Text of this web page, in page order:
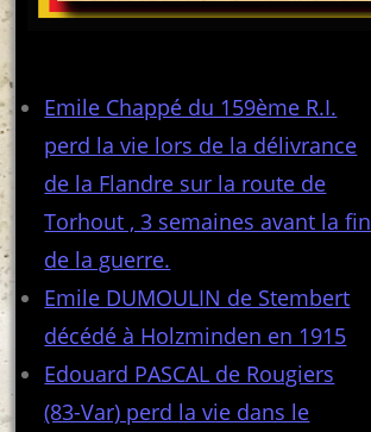
Emile Chappé du 159ème R.I.
perd la vie lors de la délivrance
de la Flandre sur la route de
Torhout , 3 semaines avant la fin
de la guerre.
Emile DUMOULIN de Stembert
décédé à Holzminden en 1915
Edouard PASCAL de Rougiers
(83-Var) perd la vie dans le